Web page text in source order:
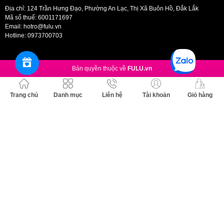
Trang chủ Danh mục Liên hệ Tài khoản Giỏ hàng
Địa chỉ: 124 Trần Hưng Đạo, Phường An Lạc, Thị Xã Buôn Hồ, Đắk Lắk
Mã số thuế: 6001171697
Email: hotro@fulu.vn
Hotline: 0973700703
Bản quyền thuộc về FULU.vn